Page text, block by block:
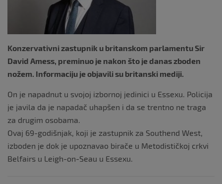
Konzervativni zastupnik u britanskom parlamentu Sir
David Amess, preminuo je nakon što je danas zboden
nožem. Informaciju je objavili su britanski mediji.
On je napadnut u svojoj izbornoj jedinici u Essexu. Policija
je javila da je napadač uhapšen i da se trentno ne traga
za drugim osobama.
Ovaj 69-godišnjak, koji je zastupnik za Southend West,
izboden je dok je upoznavao birače u Metodističkoj crkvi
Belfairs u Leigh-on-Seau u Essexu.